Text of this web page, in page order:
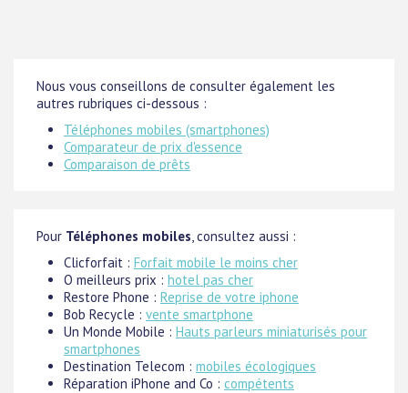
Nous vous conseillons de consulter également les
autres rubriques ci-dessous :
Téléphones mobiles (smartphones)
Comparateur de prix d'essence
Comparaison de prêts
Pour Téléphones mobiles, consultez aussi :
Clicforfait : Forfait mobile le moins cher
O meilleurs prix : hotel pas cher
Restore Phone : Reprise de votre iphone
Bob Recycle : vente smartphone
Un Monde Mobile : Hauts parleurs miniaturisés pour
smartphones
Destination Telecom : mobiles écologiques
Réparation iPhone and Co : compétents